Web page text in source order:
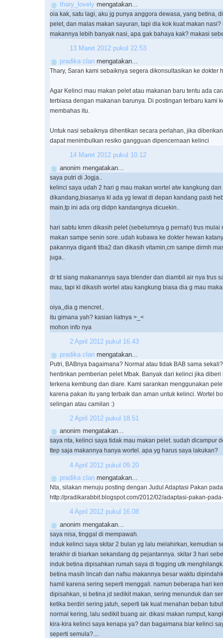
thary_lovely mengatakan...
oia kak, satu lagi, aku jg punya anggora dewasa, yang betina,
pelet, dan malas makan sayuran, tapi dia kok kuat makan
makannya lebih banyak nasi, apa gak bahaya kak? makasi
13 Maret 2012 pukul 22.53
pradika clan mengatakan...
Thary, Saran kami sebaiknya segera dikonsultasikan ke dokter
Agar Kelinci mau makan pelet atau makanan baru tentu ada
terbiasa dengan makanan barunya. Di postingan terbaru kami
membahas itu.
Untuk nasi sebaiknya dihentikan secara perlahan, jika
dapat menimbulkan resiko gangguan dipencernaan kelinci
14 Maret 2012 pukul 10.12
anonim mengatakan...
saya putri di Jogja..
kelinci saya udah 2 hari g mau makan wortel atw kangkung
dikandang,biasanya kl ada yg lewat di depan kandang pasti
main,tp ini ada org didpn kandangnya dicuekin..
hari sabtu kmrn dikasih pelet (sebelumnya g pernah) trus mulai
makan sampe senin sore..udah kubawa ke dokter hewan
pakannya diganti tiba2 dan dikasih vitamin,cm sampe dirmh
juga..
dr td siang makanannya saya blender dan diambil air nya trus
mau, tapi kl dikasih wortel atau kangkung biasa dia g mau
oiya,,dia g mencret..
itu gimana yah? kasian liatnya >_<
mohon info nya
2 April 2012 pukul 16.43
pradika clan mengatakan...
Putri, BABnya bagaimana? Normal atau tidak BAB sama
hentinkan pemberian pelet Mbak. Banyak dari kelinci jika
terkena kembung dan diare. Kami sarankan menggunakan
karena pakan itu yang terbaik dan aman untuk kelinci. Wortel
selingan atau camilan :)
2 April 2012 pukul 18.51
anonim mengatakan...
saya nta, kelinci saya tidak mau makan pelet. sudah dicampur
ttep saja makannya hanya wortel. apa yg harus saya lakukan?
4 April 2012 pukul 09.20
pradika clan mengatakan...
Nta, silakan menuju posting dengan Judul Adaptasi Pakan
http://pradikarabbit.blogspot.com/2012/02/adaptasi-pakan-
4 April 2012 pukul 16.08
anonim mengatakan...
saya nisa, tinggal di mempawah.
induk kelinci saya skitar 2 bulan yg lalu melahirkan, kemudian
terakhir di biarkan sekandang dg pejantannya. skitar 3 hari
induk betina dipisahkan rumah saya di fogging utk
betina masih lincah dan nafsu makannya besar waktu
hamil karena sering seperti menggali. namun beberapa hari
dipisahkan, si betina jd sedikit makan, sering menunduk dan
ketika berdiri sering jatuh, seperti tak kuat menahan beban
normal kering, lalu sedikit buang air. dikasi makan rumput,
kira-kira kelinci saya kenapa ya? dan bagaimana biar kelinci
seperti semula?....